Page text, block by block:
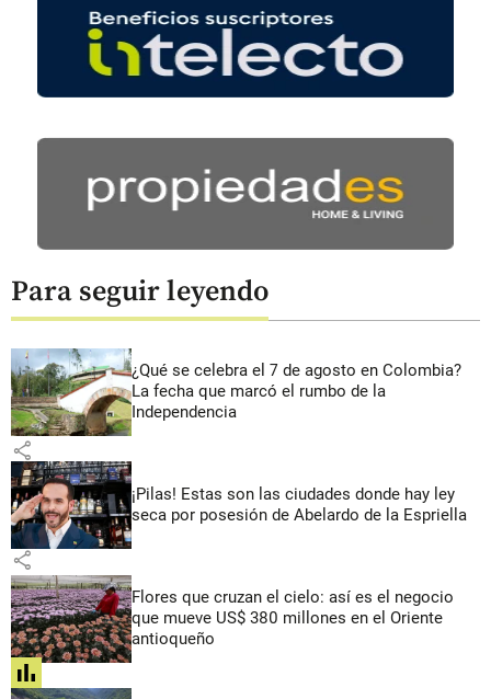
Para seguir leyendo
¿Qué se celebra el 7 de agosto en Colombia?
La fecha que marcó el rumbo de la
Independencia
share
¡Pilas! Estas son las ciudades donde hay ley
seca por posesión de Abelardo de la Espriella
share
Flores que cruzan el cielo: así es el negocio
que mueve US$ 380 millones en el Oriente
antioqueño
share